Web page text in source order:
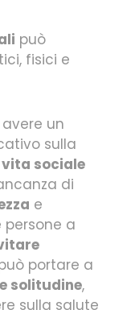
può
fisici e
un
sulla
sociale
di
e
a
portare a
solitudine,
sulla salute